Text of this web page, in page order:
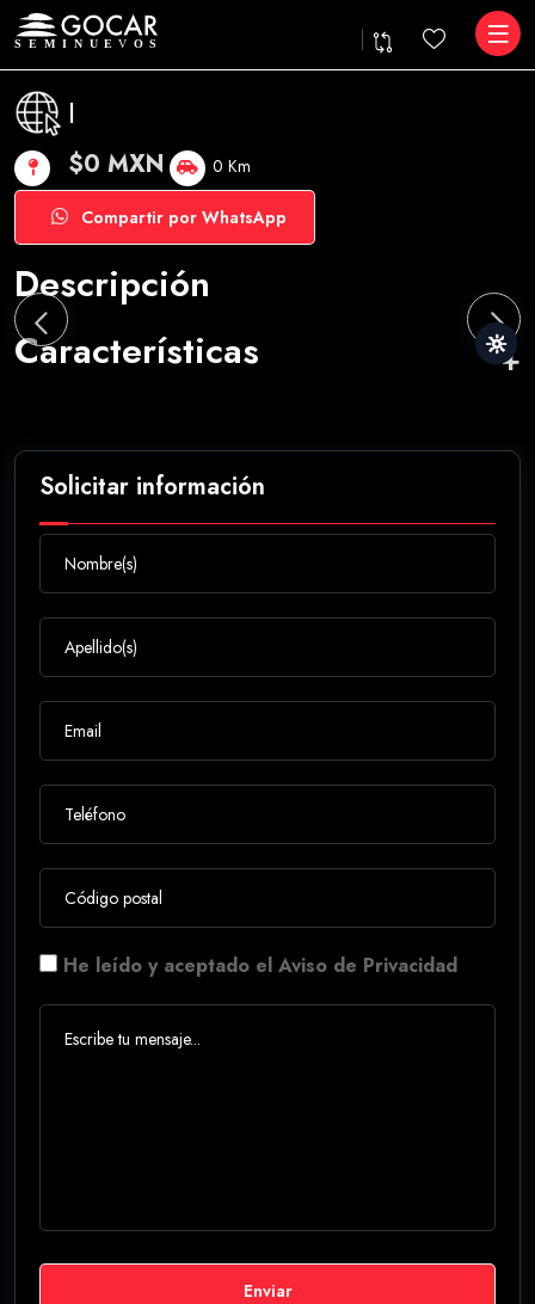
|
$0 MXN 0 Km
Compartir por WhatsApp
Descripción
Características
Solicitar información
He leído y aceptado el Aviso de Privacidad
Enviar